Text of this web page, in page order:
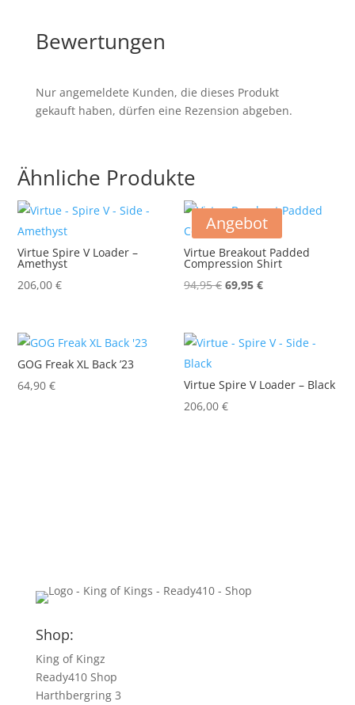
Bewertungen
Nur angemeldete Kunden, die dieses Produkt
gekauft haben, dürfen eine Rezension abgeben.
Ähnliche Produkte
Virtue Spire V Loader –
Amethyst
206,00€
Angebot
Virtue Breakout Padded
Compression Shirt
94,95€ Ursprünglicher
94,95 €
69,95€Aktueller
69,95 €.
GOG Freak XL Back ’23
64,90€
Virtue Spire V Loader – Black
206,00€
Shop:
King of Kingz
Ready410 Shop
Harthbergring 3